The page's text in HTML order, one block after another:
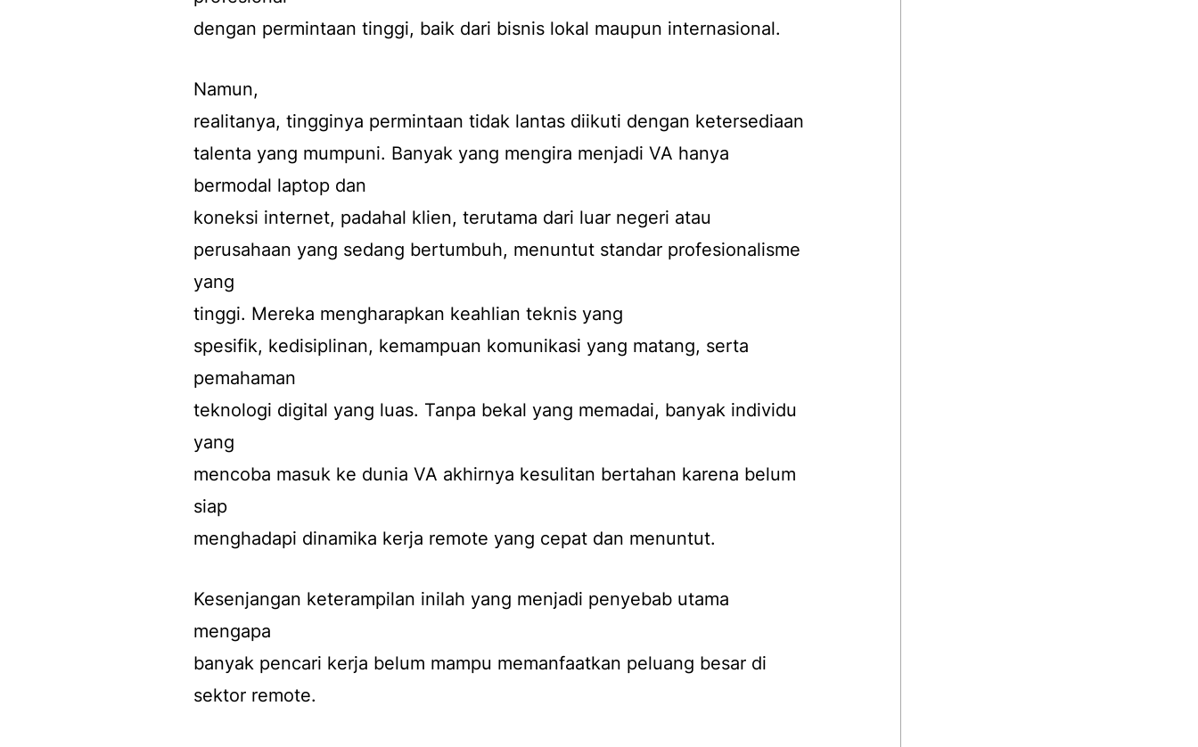
dengan permintaan tinggi, baik dari bisnis lokal maupun internasional.
Namun,
realitanya, tingginya permintaan tidak lantas diikuti dengan ketersediaan
talenta yang mumpuni. Banyak yang mengira menjadi VA hanya
bermodal laptop dan
koneksi internet, padahal klien, terutama dari luar negeri atau
perusahaan yang sedang bertumbuh, menuntut standar profesionalisme
yang
tinggi. Mereka mengharapkan keahlian teknis yang
spesifik, kedisiplinan, kemampuan komunikasi yang matang, serta
pemahaman
teknologi digital yang luas. Tanpa bekal yang memadai, banyak individu
yang
mencoba masuk ke dunia VA akhirnya kesulitan bertahan karena belum
siap
menghadapi dinamika kerja remote yang cepat dan menuntut.
Kesenjangan keterampilan inilah yang menjadi penyebab utama
mengapa
banyak pencari kerja belum mampu memanfaatkan peluang besar di
sektor remote.